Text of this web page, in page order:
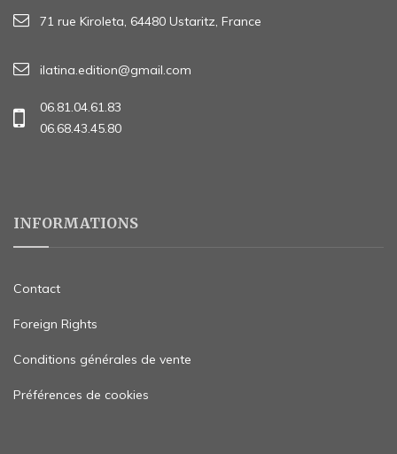
71 rue Kiroleta, 64480 Ustaritz, France
ilatina.edition@gmail.com
06.81.04.61.83
06.68.43.45.80
INFORMATIONS
Contact
Foreign Rights
Conditions générales de vente
Préférences de cookies